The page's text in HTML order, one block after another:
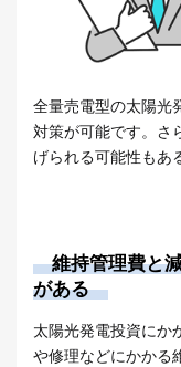
全量売電型の太陽光
対策が可能です。さ
げられる可能性もあ
維持管理費と減
がある
太陽光発電投資にか
や修理などにかかる